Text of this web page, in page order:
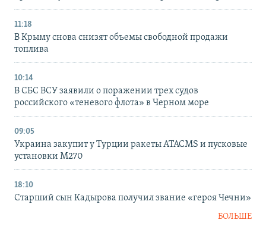
11:18
В Крыму снова снизят объемы свободной продажи
топлива
10:14
В СБС ВСУ заявили о поражении трех судов
российского «теневого флота» в Черном море
09:05
Украина закупит у Турции ракеты ATACMS и пусковые
установки M270
18:10
Старший сын Кадырова получил звание «героя Чечни»
БОЛЬШЕ